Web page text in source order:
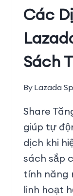
Các
Sách
By Lazada
Share
giúp tự
dịch khi
sách sắp
tính năng
linh hoạt